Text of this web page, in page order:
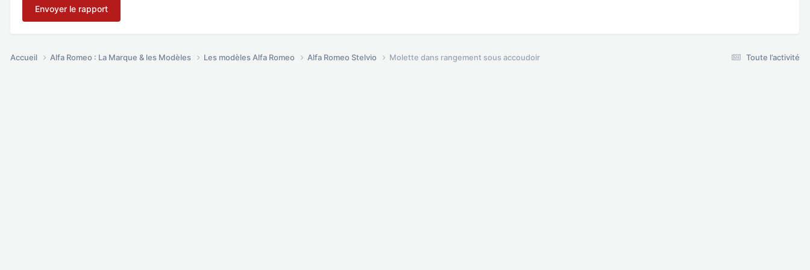
Envoyer le rapport
Toute l’activité
Accueil Alfa Romeo : La Marque & les Modèles Les modèles Alfa Romeo Alfa Romeo Stelvio Molette dans rangement sous accoudoir